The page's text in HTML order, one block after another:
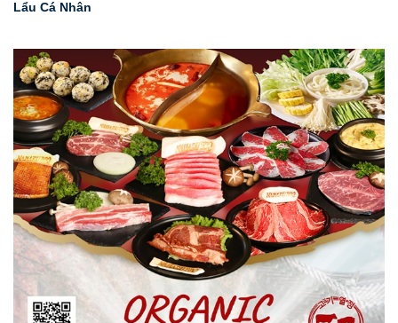
Lẩu Cá Nhân